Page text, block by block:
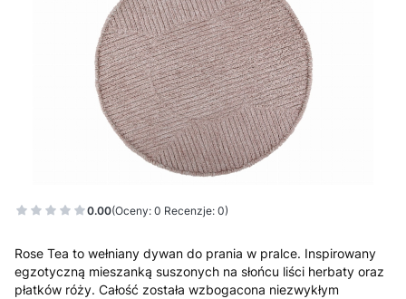
0.00(Oceny: 0 Recenzje: 0)
Rose Tea to wełniany dywan do prania w pralce. Inspirowany
egzotyczną mieszanką suszonych na słońcu liści herbaty oraz
płatków róży. Całość została wzbogacona niezwykłym